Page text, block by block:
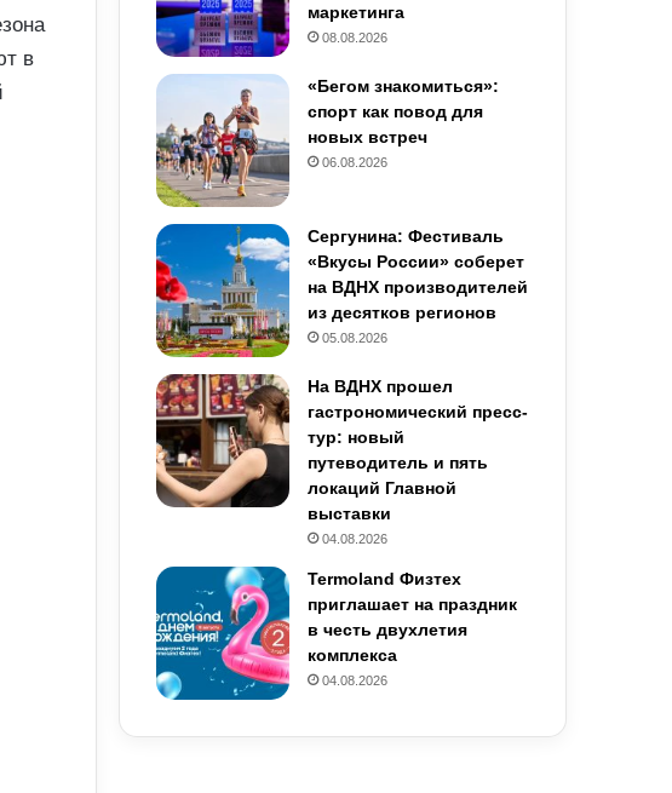
в
маркетинга
08.08.2026
«Бегом знакомиться»:
спорт как повод для
новых встреч
06.08.2026
Сергунина: Фестиваль
«Вкусы России» соберет
на ВДНХ производителей
из десятков регионов
05.08.2026
На ВДНХ прошел
гастрономический пресс-
тур: новый
путеводитель и пять
локаций Главной
выставки
04.08.2026
Termoland Физтех
приглашает на праздник
в честь двухлетия
комплекса
04.08.2026